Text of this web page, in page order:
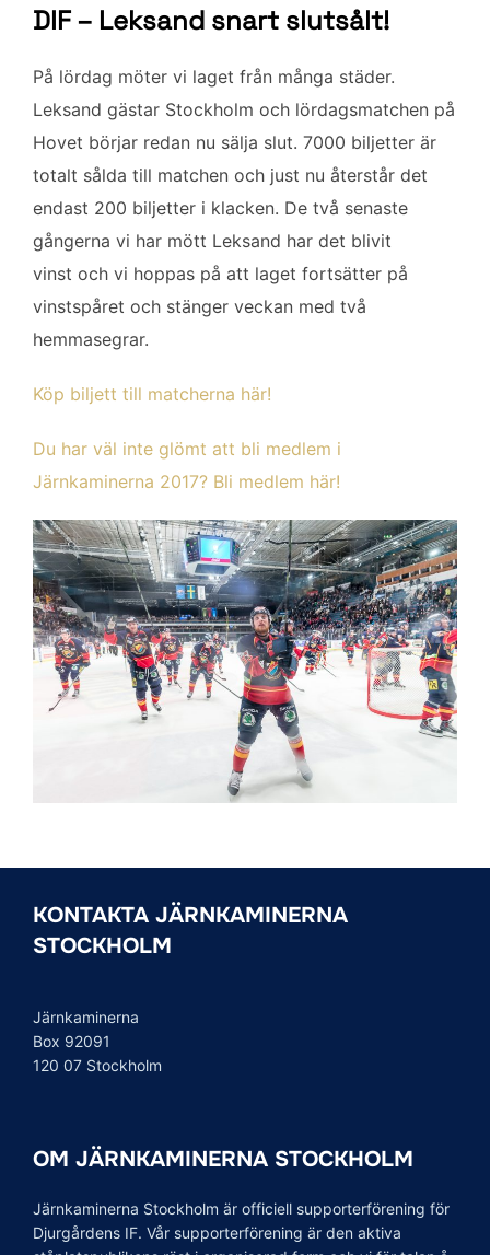
DIF – Leksand snart slutsålt!
På lördag möter vi laget från många städer.
Leksand gästar Stockholm och lördagsmatchen på
Hovet börjar redan nu sälja slut. 7000 biljetter är
totalt sålda till matchen och just nu återstår det
endast 200 biljetter i klacken. De två senaste
gångerna vi har mött Leksand har det blivit
vinst och vi hoppas på att laget fortsätter på
vinstspåret och stänger veckan med två
hemmasegrar.
Köp biljett till matcherna här!
Du har väl inte glömt att bli medlem i
Järnkaminerna 2017? Bli medlem här!
KONTAKTA JÄRNKAMINERNA
STOCKHOLM
Järnkaminerna
Box 92091
120 07 Stockholm
OM JÄRNKAMINERNA STOCKHOLM
Järnkaminerna Stockholm är officiell supporterförening för
Djurgårdens IF. Vår supporterförening är den aktiva